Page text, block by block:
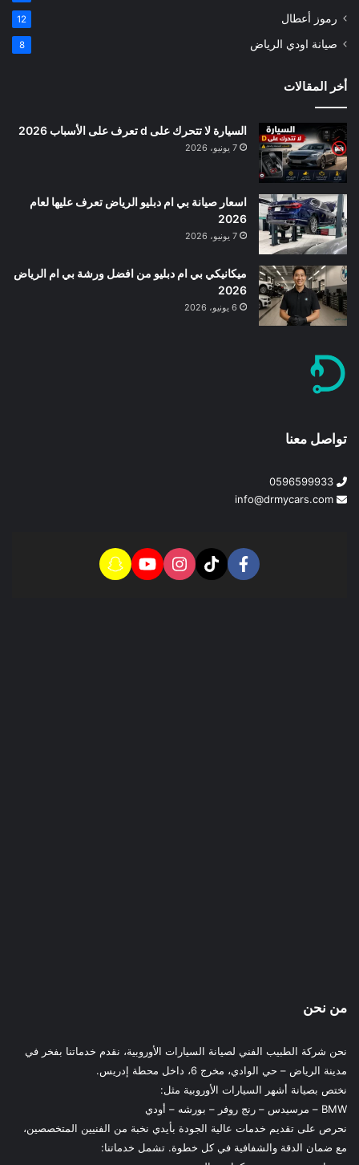
رموز أعطال 12
صيانة اودي الرياض 8
أخر المقالات
السيارة لا تتحرك على d تعرف على الأسباب 2026
7 يونيو، 2026
اسعار صيانة بي ام دبليو الرياض تعرف عليها لعام
2026
7 يونيو، 2026
ميكانيكي بي ام دبليو من افضل ورشة بي ام الرياض
2026
6 يونيو، 2026
تواصل معنا
0596599933
info@drmycars.com
من نحن
نحن شركة الطبيب الفني لصيانة السيارات الأوروبية، نقدم خدماتنا بفخر في
مدينة الرياض – حي الوادي، مخرج 6، داخل محطة إدريس.
نختص بصيانة أشهر السيارات الأوروبية مثل:
BMW – مرسيدس – رنج روفر – بورشه – أودي
نحرص على تقديم خدمات عالية الجودة بأيدي نخبة من الفنيين المتخصصين،
مع ضمان الدقة والشفافية في كل خطوة. تشمل خدماتنا: